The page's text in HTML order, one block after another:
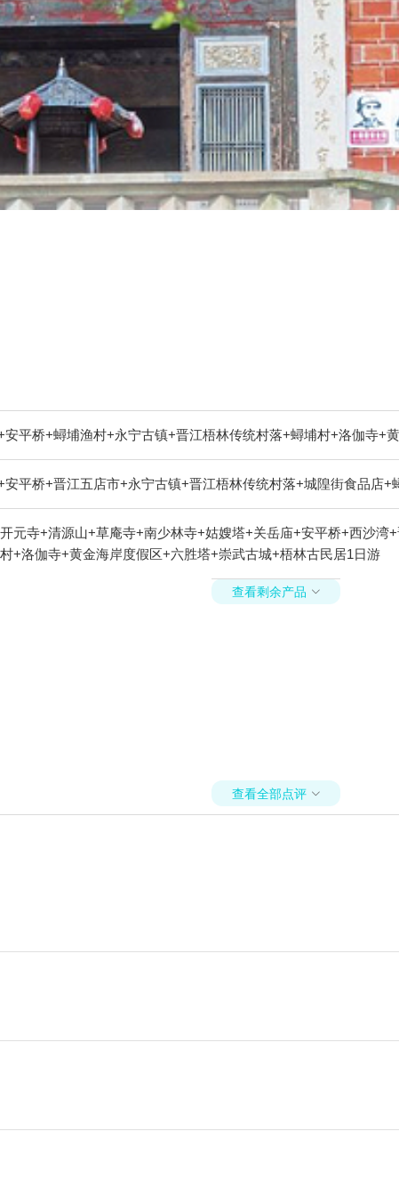
安平桥+蟳埔渔村+永宁古镇+晋江梧林传统村落+蟳埔村+洛伽寺+
安平桥+晋江五店市+永宁古镇+晋江梧林传统村落+城隍街食品店
元寺+清源山+草庵寺+南少林寺+姑嫂塔+关岳庙+安平桥+西沙
+洛伽寺+黄金海岸度假区+六胜塔+崇武古城+梧林古民居1日游
查看剩余产品 
查看全部点评 